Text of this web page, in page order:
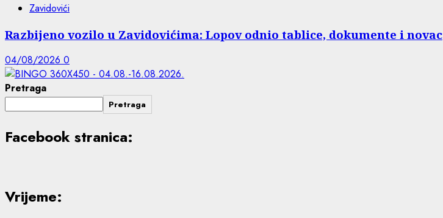
Zavidovići
Razbijeno vozilo u Zavidovićima: Lopov odnio tablice, dokumente i novac
04/08/2026 0
Pretraga
Pretraga
Facebook stranica:
Vrijeme: